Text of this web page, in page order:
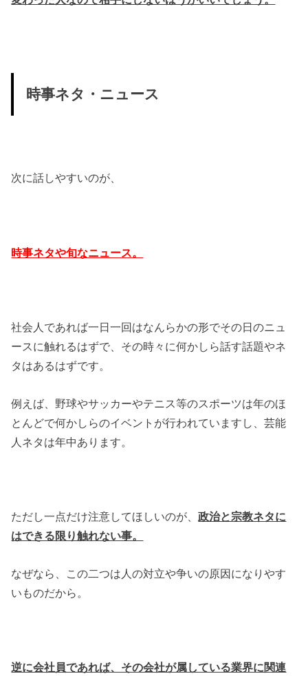
時事ネタ・ニュース
次に話しやすいのが、
時事ネタや旬なニュース。
社会人であれば一日一回はなんらかの形でその日のニュ
ースに触れるはずで、その時々に何かしら話す話題やネ
タはあるはずです。
例えば、野球やサッカーやテニス等のスポーツは年のほ
とんどで何かしらのイベントが行われていますし、芸能
人ネタは年中あります。
ただし一点だけ注意してほしいのが、政治と宗教ネタに
はできる限り触れない事。
なぜなら、この二つは人の対立や争いの原因になりやす
いものだから。
逆に会社員であれば、その会社が属している業界に関連